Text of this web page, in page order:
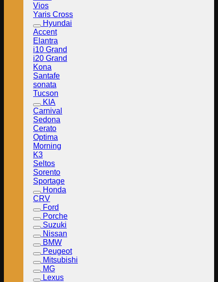
Vios
Yaris Cross
Hyundai
Accent
Elantra
i10 Grand
i20 Grand
Kona
Santafe
sonata
Tucson
KIA
Carnival
Sedona
Cerato
Optima
Morning
K3
Seltos
Sorento
Sportage
Honda
CRV
Ford
Porche
Suzuki
Nissan
BMW
Peugeot
Mitsubishi
MG
Lexus